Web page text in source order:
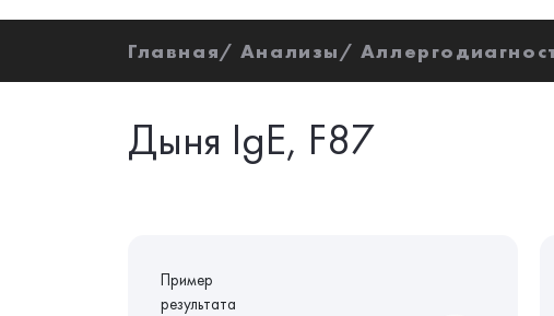
Главная Анализы
Дыня IgE, F87
Пример
результата